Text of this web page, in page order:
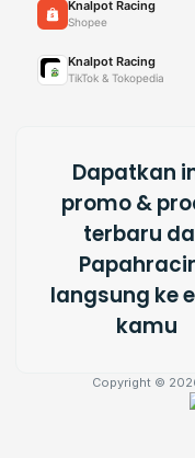
Knalpot Racing
Shopee
Knalpot Racing
TikTok & Tokopedia
Dapatkan
promo &
terbaru
langsung ke
kamu
Copyright ©